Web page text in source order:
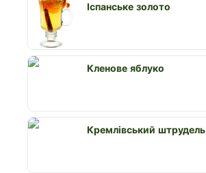
Іспанське золото
Кленове яблуко
Кремлівський штрудель